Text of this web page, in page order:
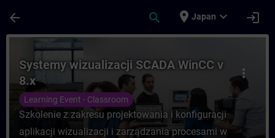
arrow_back search place Japan expand_more login
Course - Systemy wizualizacji SCADA
more_vert
Systemy wizualizacji SCADA WinCC v
8.x
Learning Event - Classroom
Szkolenie z zakresu projektowania i konfiguracji
aplikacji wizualizacji i zarządzania procesami w